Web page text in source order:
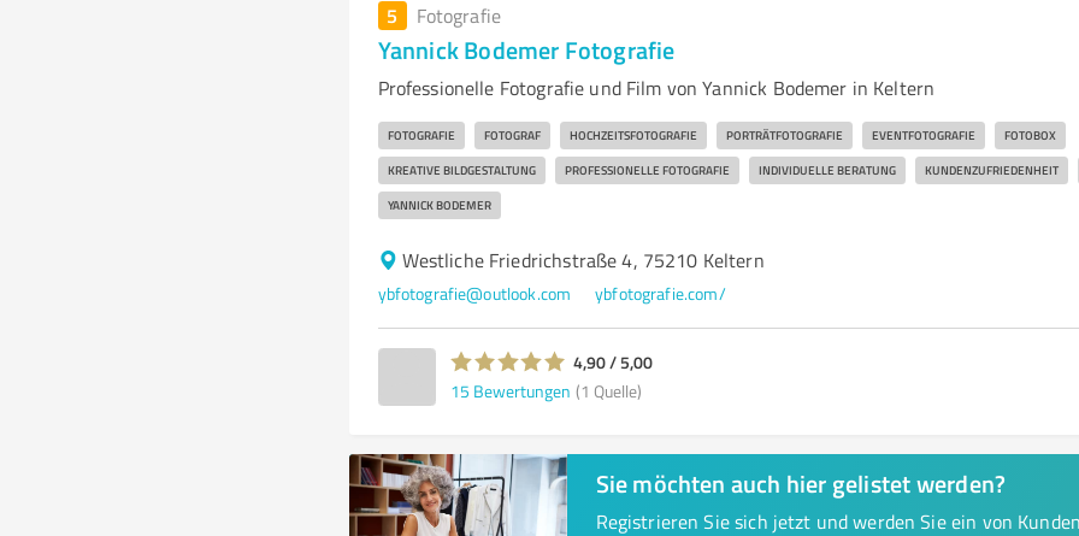
5 Fotografie
Yannick Bodemer Fotografie
Professionelle Fotografie und Film von Yannick Bodemer in Keltern
FOTOGRAFIE FOTOGRAF HOCHZEITSFOTOGRAFIE PORTRÄTFOTOGRAFIE EVENTFOTOGRAFIE FOTOBOX
KREATIVE BILDGESTALTUNG PROFESSIONELLE FOTOGRAFIE INDIVIDUELLE BERATUNG KUNDENZUFRIEDENHEIT
YANNICK BODEMER
Westliche Friedrichstraße 4, 75210 Keltern
ybfotografie@outlook.com ybfotografie.com/
4,90 / 5,00
15 Bewertungen (1 Quelle)
Sie möchten auch hier gelistet werden?
Registrieren Sie sich jetzt und werden Sie ein von